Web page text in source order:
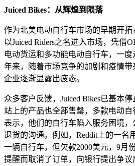
Juiced Bikes：从辉煌到陨落
作为北美电动自行车市场的早期开拓
以Juiced Riders之名进入市场，凭借
电动货运和多功能电动自行车，一
年来，随着市场竞争的加剧和疫情
企业逐渐显露出疲态。
众多客户反馈，Juiced Bikes已基本
站上的产品也全部售罄，多款电动
表示，他们的自行车陷入服务困境
退货的沟通。例如，Reddit上的一名
一辆自行车，但欠款2000美元，9月
提醒而取消了订单，向银行提出争